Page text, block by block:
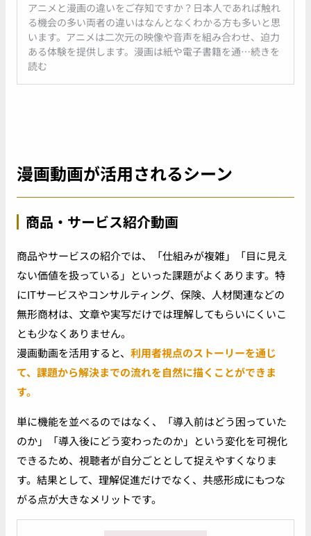
アニメと漫画の違いをご存知ですか？日本人であれば触れ
る機会の多い両者の違いはなんとなくわかる方も多いと思
います。アニメは二次元の映像や音声を組み合わせ、迫力
ある体験を提供します。漫画は紙や電子書籍を通…続きを
読む
漫画動画が活用されるシーン
商品・サービス紹介動画
商品やサービスの紹介では、「仕組みが複雑」「目に見え
ない価値を扱っている」といった課題がよくあります。特
にITサービスやコンサルティング、保険、人材関連などの
無形商材は、文章や実写だけでは理解してもらいにくいこ
とも少なくありません。
漫画動画を活用すると、 利用者視点のストーリーを通じ
て、課題から解決までの流れを自然に描くことができま
す。
単に機能を並べるのではなく、「導入前はどう困っていた
のか」「導入後にどう変わったのか」という変化を可視化
できるため、視聴者が自分ごととして捉えやすくなりま
す。結果として、理解促進だけでなく、共感形成にもつな
がる点が大きなメリットです。